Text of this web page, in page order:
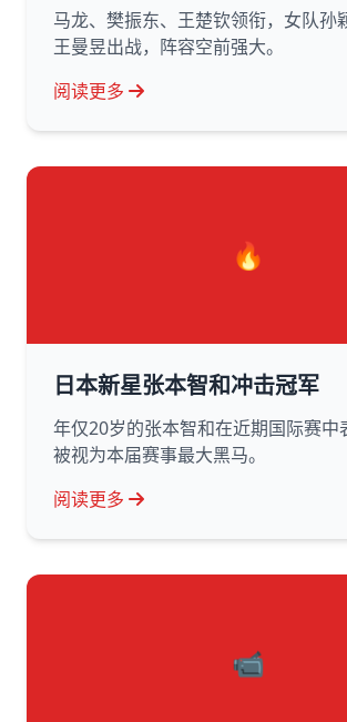
马龙、樊振东、王楚钦领衔，女队孙
王曼昱出战，阵容空前强大。
阅读更多
🔥
日本新星张本智和冲击冠军
年仅20岁的张本智和在近期国际赛中
被视为本届赛事最大黑马。
阅读更多
📹